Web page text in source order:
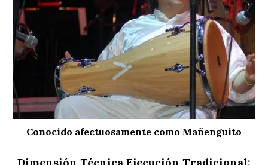
Conocido afectuosamente como Mañenguito